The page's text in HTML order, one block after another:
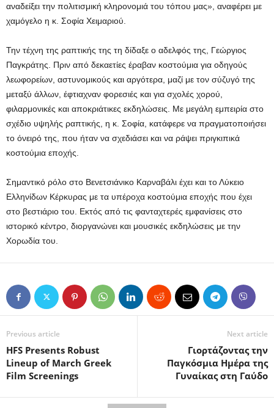
αναδείξει την πολιτισμική κληρονομιά του τόπου μας», αναφέρει με
χαμόγελο η κ. Σοφία Χειμαριού.
Την τέχνη της ραπτικής της τη δίδαξε ο αδελφός της, Γεώργιος
Παγκράτης. Πριν από δεκαετίες έραβαν κοστούμια για οδηγούς
λεωφορείων, αστυνομικούς και αργότερα, μαζί με τον σύζυγό της
μεταξύ άλλων, έφτιαχναν φορεσιές και για σχολές χορού,
φιλαρμονικές και αποκριάτικες εκδηλώσεις. Με μεγάλη εμπειρία στο
σχέδιο υψηλής ραπτικής, η κ. Σοφία, κατάφερε να πραγματοποιήσει
το όνειρό της, που ήταν να σχεδιάσει και να ράψει πριγκιπικά
κοστούμια εποχής.
Σημαντικό ρόλο στο Βενετσιάνικο Καρναβάλι έχει και το Λύκειο
Ελληνίδων Κέρκυρας με τα υπέροχα κοστούμια εποχής που έχει
στο βεστιάριο του. Εκτός από τις φανταχτερές εμφανίσεις στο
ιστορικό κέντρο, διοργανώνει και μουσικές εκδηλώσεις με την
Χορωδία του.
Previous article
HFS Presents Robust
Lineup of March Greek
Film Screenings
Next article
Γιορτάζοντας την
Παγκόσμια Ημέρα της
Γυναίκας στη Γαύδο